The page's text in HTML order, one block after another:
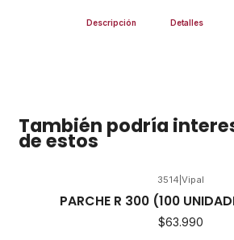
Descripción Detalles
También podría
de estos
3514 Vipal
PARCHE R 300 (100
$63.990